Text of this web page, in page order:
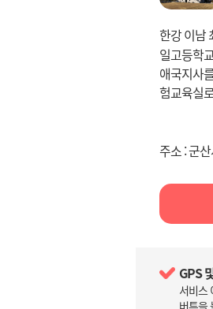
한강 이남
일고등학
애국지사
험교육실
주소 : 군
GPS
서비스
버튼을